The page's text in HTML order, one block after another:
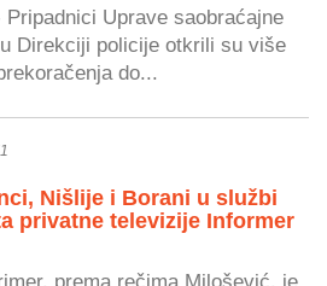
Pripadnici Uprave saobraćajne
Direkciji policije otkrili su više
do...
Nišlije i Borani u službi
privatne televizije Informer
prema rečima Milošević, je